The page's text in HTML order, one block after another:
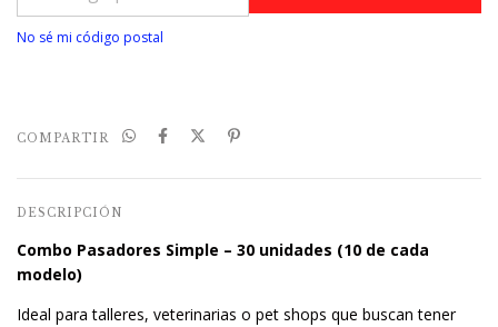
No sé mi código postal
COMPARTIR
DESCRIPCIÓN
Combo Pasadores Simple – 30 unidades (10 de cada
modelo)
Ideal para talleres, veterinarias o pet shops que buscan tener